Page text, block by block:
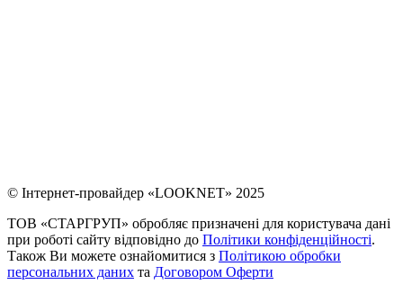
© Інтернет-провайдер «LOOKNET» 2025
ТОВ «СТАРГРУП» обробляє призначені для користувача дані
при роботі сайту відповідно до Політики конфіденційності.
Також Ви можете ознайомитися з Політикою обробки
персональних даних та Договором Оферти